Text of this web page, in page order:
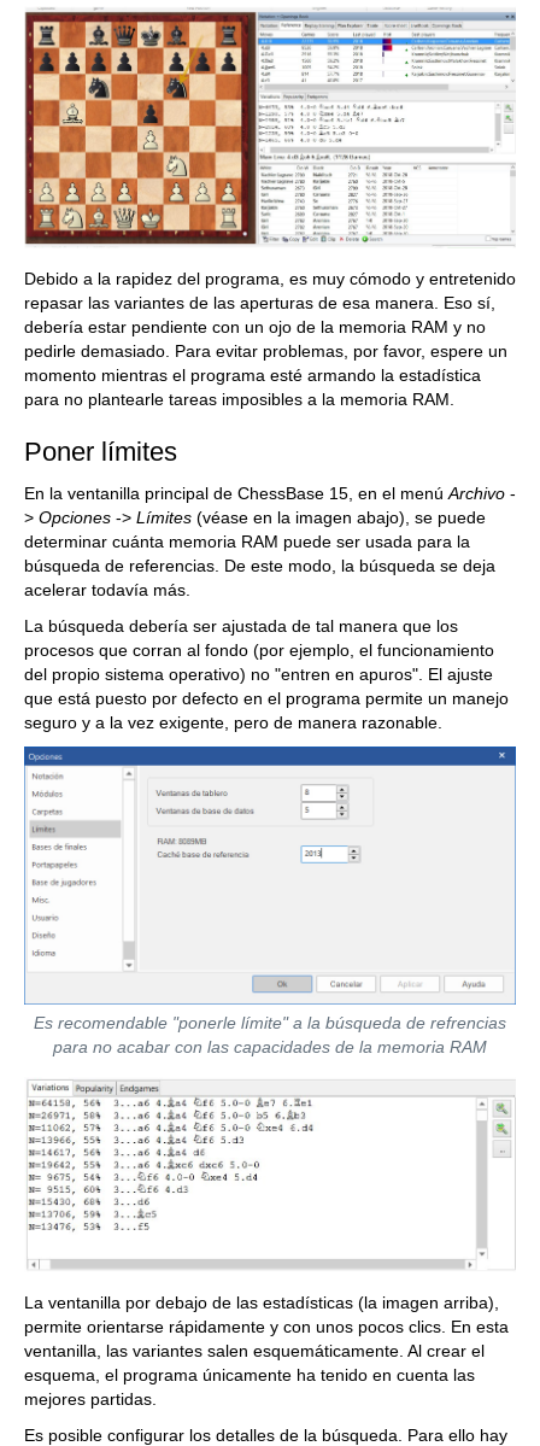
Debido a la rapidez del programa, es muy cómodo y entretenido
repasar las variantes de las aperturas de esa manera. Eso sí,
debería estar pendiente con un ojo de la memoria RAM y no
pedirle demasiado. Para evitar problemas, por favor, espere un
momento mientras el programa esté armando la estadística
para no plantearle tareas imposibles a la memoria RAM.
Poner límites
En la ventanilla principal de ChessBase 15, en el menú Archivo -
> Opciones -> Límites (véase en la imagen abajo), se puede
determinar cuánta memoria RAM puede ser usada para la
búsqueda de referencias. De este modo, la búsqueda se deja
acelerar todavía más.
La búsqueda debería ser ajustada de tal manera que los
procesos que corran al fondo (por ejemplo, el funcionamiento
del propio sistema operativo) no "entren en apuros". El ajuste
que está puesto por defecto en el programa permite un manejo
seguro y a la vez exigente, pero de manera razonable.
Es recomendable "ponerle límite" a la búsqueda de refrencias
para no acabar con las capacidades de la memoria RAM
La ventanilla por debajo de las estadísticas (la imagen arriba),
permite orientarse rápidamente y con unos pocos clics. En esta
ventanilla, las variantes salen esquemáticamente. Al crear el
esquema, el programa únicamente ha tenido en cuenta las
mejores partidas.
Es posible configurar los detalles de la búsqueda. Para ello hay